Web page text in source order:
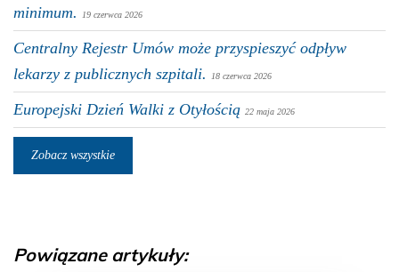
minimum.
19 czerwca 2026
Centralny Rejestr Umów może przyspieszyć odpływ
lekarzy z publicznych szpitali.
18 czerwca 2026
Europejski Dzień Walki z Otyłością 22 maja 2026
Zobacz wszystkie
Powiązane artykuły: